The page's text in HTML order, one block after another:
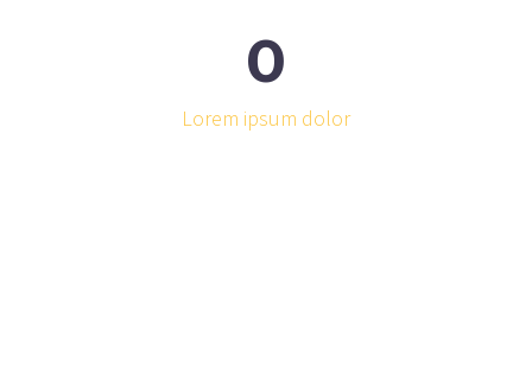
0
Lorem ipsum dolor